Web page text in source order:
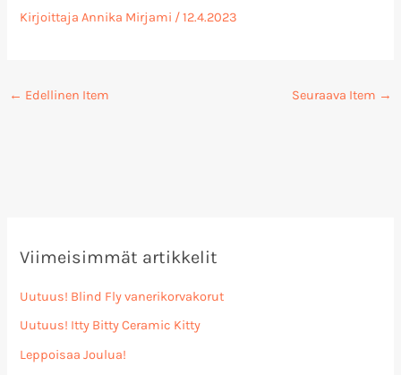
KirjoittajaAnnika Mirjami /12.4.2023
← Edellinen Item Seuraava Item →
Viimeisimmät artikkelit
Uutuus! Blind Fly vanerikorvakorut
Uutuus! Itty Bitty Ceramic Kitty
Leppoisaa Joulua!